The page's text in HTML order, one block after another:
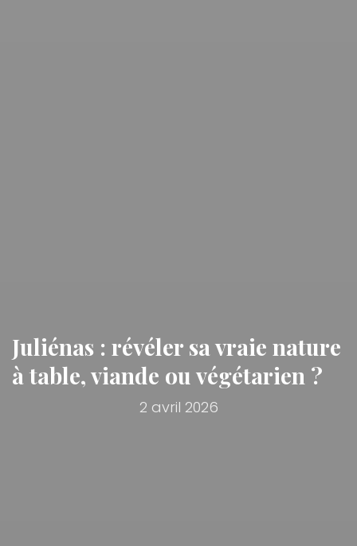
Juliénas : révéler sa vraie nature
à table, viande ou végétarien ?
2 avril 2026